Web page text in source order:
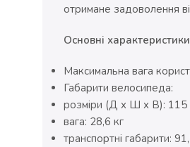
отримане задоволення
Основні
Максимальна вага
Габарити велосипеда:
розміри (Д x Ш x В): 115
вага: 28,6 кг
транспортні габарити: